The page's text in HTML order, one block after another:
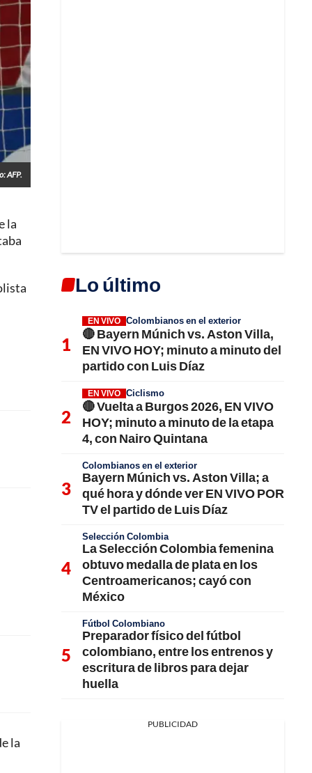
AFP.
la
la
Lo último
EN VIVO Colombianos en el exterior
🔴 Bayern Múnich vs. Aston Villa,
EN VIVO HOY; minuto a minuto del
partido con Luis Díaz
EN VIVO Ciclismo
🔴 Vuelta a Burgos 2026, EN VIVO
HOY; minuto a minuto de la etapa
4, con Nairo Quintana
Colombianos en el exterior
Bayern Múnich vs. Aston Villa; a
qué hora y dónde ver EN VIVO POR
TV el partido de Luis Díaz
Selección Colombia
La Selección Colombia femenina
obtuvo medalla de plata en los
Centroamericanos; cayó con
México
Fútbol Colombiano
Preparador físico del fútbol
colombiano, entre los entrenos y
escritura de libros para dejar
huella
PUBLICIDAD